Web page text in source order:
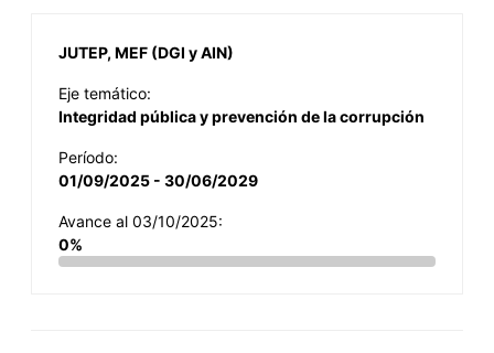
JUTEP, MEF (DGI y AIN)
Eje temático:
Integridad pública y prevención de la corrupción
Período:
01/09/2025 - 30/06/2029
Avance al 03/10/2025:
0%